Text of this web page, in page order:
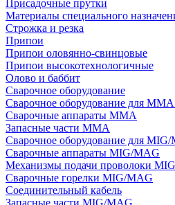
Присадочные прутки
Материалы специального
Строжка и резка
Припои
Припои оловянно-свинцовые
Припои высокотехнологичные
Олово и баббит
Сварочное оборудование
Сварочное оборудование для MMA
Сварочные аппараты MMA
Запасные части MMA
Сварочное оборудование для MIG/
Сварочные аппараты MIG/MAG
Механизмы подачи проволоки
Сварочные горелки MIG/MAG
Соединительный кабель
Запасные части MIG/MAG